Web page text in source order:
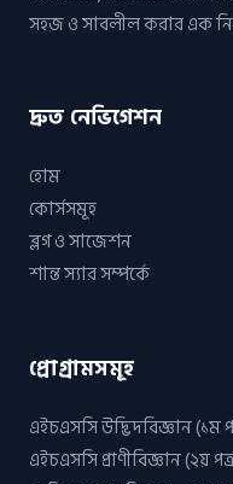
সহজ ও সাবলীল করার এক
দ্রুত নেভিগেশন
হোম
কোর্সসমূহ
ব্লগ ও সাজেশন
শান্ত স্যার সম্পর্কে
প্রোগ্রামসমূহ
এইচএসসি উদ্ভিদবিজ্ঞান (১ম
এইচএসসি প্রাণীবিজ্ঞান (২য়